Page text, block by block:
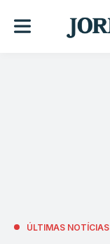
ÚLTIMAS NOTÍCIAS